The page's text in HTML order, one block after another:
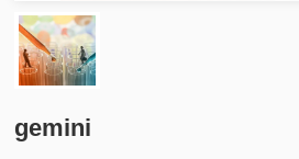
gemini